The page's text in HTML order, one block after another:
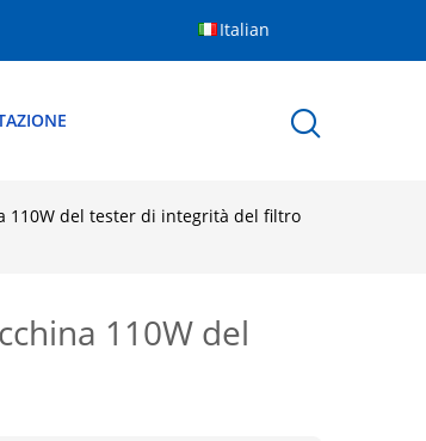
Italian
110W del tester di integrità del filtro
110W del